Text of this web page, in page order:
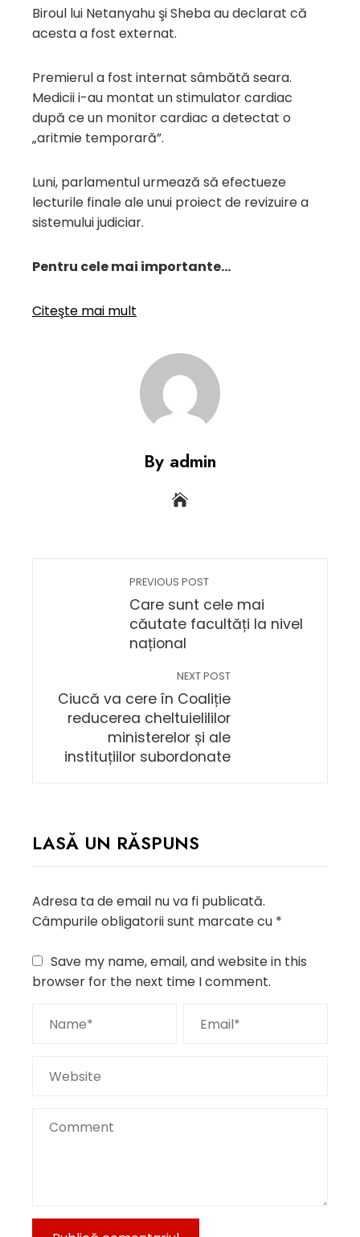
Biroul lui Netanyahu şi Sheba au declarat că
acesta a fost externat.
Premierul a fost internat sâmbătă seara.
Medicii i-au montat un stimulator cardiac
după ce un monitor cardiac a detectat o
„aritmie temporară”.
Luni, parlamentul urmează să efectueze
lecturile finale ale unui proiect de revizuire a
sistemului judiciar.
Pentru cele mai importante…
Citeşte mai mult
By admin
PREVIOUS POST
Care sunt cele mai
căutate facultăți la nivel
național
NEXT POST
Ciucă va cere în Coaliție
reducerea cheltuielililor
ministerelor și ale
instituțiilor subordonate
LASĂ UN RĂSPUNS
Adresa ta de email nu va fi publicată.
Câmpurile obligatorii sunt marcate cu *
Save my name, email, and website in this
browser for the next time I comment.